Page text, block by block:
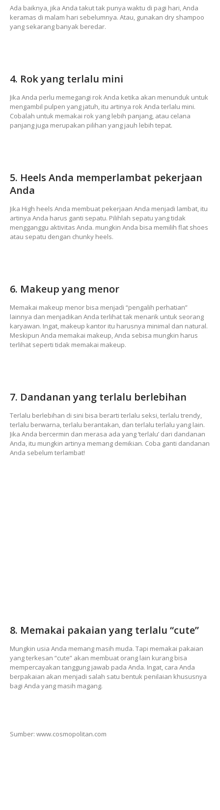
Ada baiknya, jika Anda takut tak punya waktu di pagi hari, Anda
keramas di malam hari sebelumnya. Atau, gunakan dry shampoo
yang sekarang banyak beredar.
4. Rok yang terlalu mini
Jika Anda perlu memegangi rok Anda ketika akan menunduk untuk
mengambil pulpen yang jatuh, itu artinya rok Anda terlalu mini.
Cobalah untuk memakai rok yang lebih panjang, atau celana
panjang juga merupakan pilihan yang jauh lebih tepat.
5. Heels Anda memperlambat pekerjaan
Anda
Jika High heels Anda membuat pekerjaan Anda menjadi lambat, itu
artinya Anda harus ganti sepatu. Pilihlah sepatu yang tidak
mengganggu aktivitas Anda. mungkin Anda bisa memilih flat shoes
atau sepatu dengan chunky heels.
6. Makeup yang menor
Memakai makeup menor bisa menjadi “pengalih perhatian”
lainnya dan menjadikan Anda terlihat tak menarik untuk seorang
karyawan. Ingat, makeup kantor itu harusnya minimal dan natural.
Meskipun Anda memakai makeup, Anda sebisa mungkin harus
terlihat seperti tidak memakai makeup.
7. Dandanan yang terlalu berlebihan
Terlalu berlebihan di sini bisa berarti terlalu seksi, terlalu trendy,
terlalu berwarna, terlalu berantakan, dan terlalu terlalu yang lain.
Jika Anda bercermin dan merasa ada yang ‘terlalu’ dari dandanan
Anda, itu mungkin artinya memang demikian. Coba ganti dandanan
Anda sebelum terlambat!
8. Memakai pakaian yang terlalu “cute”
Mungkin usia Anda memang masih muda. Tapi memakai pakaian
yang terkesan “cute” akan membuat orang lain kurang bisa
mempercayakan tanggung jawab pada Anda. Ingat, cara Anda
berpakaian akan menjadi salah satu bentuk penilaian khususnya
bagi Anda yang masih magang.
Sumber: www.cosmopolitan.com